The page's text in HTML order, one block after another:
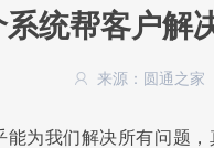
系统帮客户解
来源：圆通之家
能为我们解决所有问题